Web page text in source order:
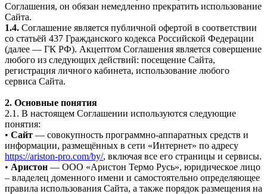
Соглашения, он обязан немедленно прекратить использование
Сайта.
1.4. Соглашение является публичной офертой в соответствии
со статьёй 437 Гражданского кодекса Российской Федерации
(далее — ГК РФ). Акцептом Соглашения является совершение
любого из следующих действий: посещение Сайта,
регистрация личного кабинета, использование любого
сервиса Сайта.
2. Основные понятия
2.1. В настоящем Соглашении используются следующие
понятия:
• Сайт — совокупность программно-аппаратных средств и
информации, размещённых в сети «Интернет» по адресу
https://ariston-pro.com/by/, включая все его страницы и сервисы.
• Аристон — ООО «Аристон Термо Русь», юридическое лицо
– владелец доменного имени и самостоятельно определяющее
правила использования Сайта, а также порядок размещения на